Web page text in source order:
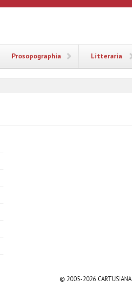
Prosopographia Litteraria
© 2005-2026 CARTUSIANA